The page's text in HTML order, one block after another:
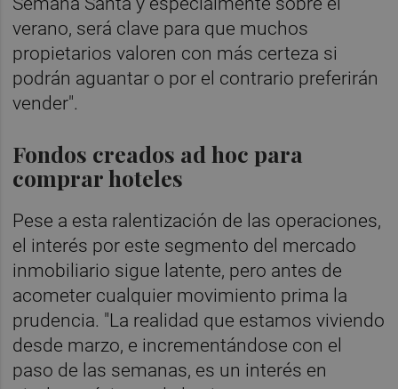
verano, será clave para que muchos
propietarios valoren con más certeza si
podrán aguantar o por el contrario preferirán
vender".
Fondos creados ad hoc para
comprar hoteles
Pese a esta ralentización de las operaciones,
el interés por este segmento del mercado
inmobiliario sigue latente, pero antes de
acometer cualquier movimiento prima la
prudencia. "La realidad que estamos viviendo
desde marzo, e incrementándose con el
paso de las semanas, es un interés en